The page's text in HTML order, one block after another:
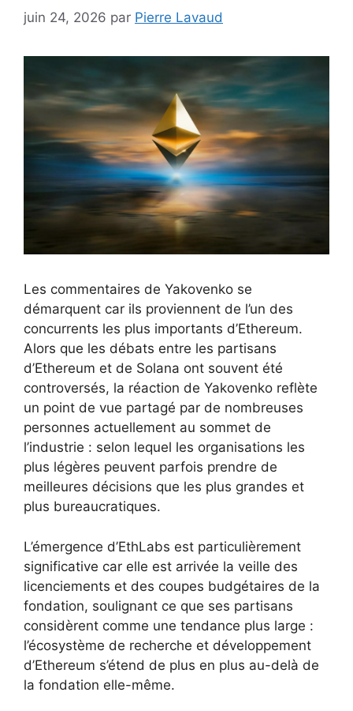
juin 24, 2026 par Pierre Lavaud
Les commentaires de Yakovenko se
démarquent car ils proviennent de l’un des
concurrents les plus importants d’Ethereum.
Alors que les débats entre les partisans
d’Ethereum et de Solana ont souvent été
controversés, la réaction de Yakovenko reflète
un point de vue partagé par de nombreuses
personnes actuellement au sommet de
l’industrie : selon lequel les organisations les
plus légères peuvent parfois prendre de
meilleures décisions que les plus grandes et
plus bureaucratiques.
L’émergence d’EthLabs est particulièrement
significative car elle est arrivée la veille des
licenciements et des coupes budgétaires de la
fondation, soulignant ce que ses partisans
considèrent comme une tendance plus large :
l’écosystème de recherche et développement
d’Ethereum s’étend de plus en plus au-delà de
la fondation elle-même.